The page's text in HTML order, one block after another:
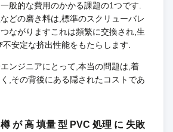
般的な費用のかかる課題の1つです.
どの磨き料は,標準のスクリューバレ
ながりますこれは頻繁に交換され,生
安定な挤出性能をもたらします.
ンジニアにとって,本当の問題は,着
,その背後にある隠されたコストであ
が 高 填量 型 PVC 処理 に 失敗